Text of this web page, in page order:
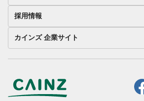
採用情報
カインズ 企業サイト